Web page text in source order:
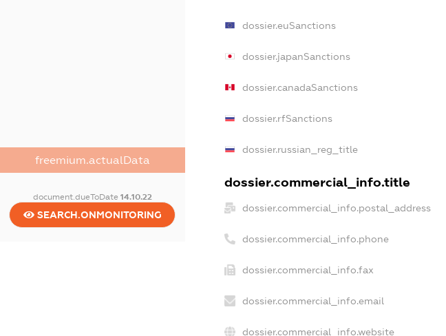
freemium.actualData
document.dueToDate 14.10.22
SEARCH.ONMONITORING
dossier.euSanctions
dossier.japanSanctions
dossier.canadaSanctions
dossier.rfSanctions
dossier.russian_reg_title
dossier.commercial_info.title
dossier.commercial_info.postal_address
dossier.commercial_info.phone
dossier.commercial_info.fax
dossier.commercial_info.email
dossier.commercial_info.website